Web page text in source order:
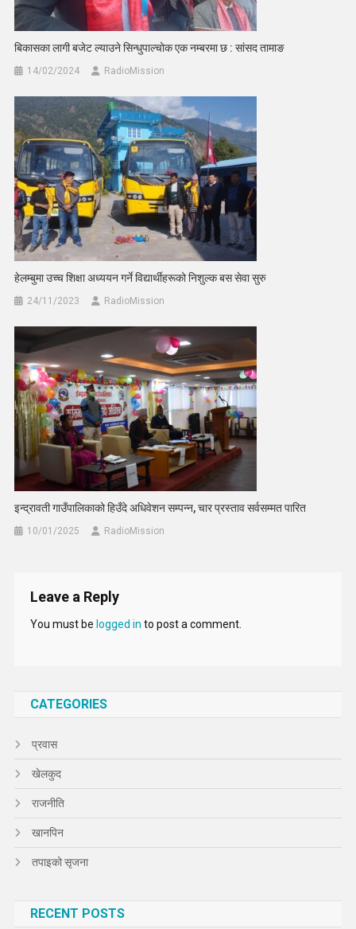
बिकासका लागी बजेट ल्याउने सिन्धुपाल्चोक एक नम्बरमा छ : सांसद तामाङ
14/02/2024 RadioMission
हेलम्बुमा उच्च शिक्षा अध्ययन गर्ने विद्यार्थीहरूको निशुल्क बस सेवा सुरु
24/11/2023 RadioMission
इन्द्रावती गाउँपालिकाको हिउँदे अधिवेशन सम्पन्न, चार प्रस्ताव सर्वसम्मत पारित
10/01/2025 RadioMission
Leave a Reply
You must be logged in to post a comment.
CATEGORIES
प्रवास
खेलकुद
राजनीति
खानपिन
तपाइको सृजना
RECENT POSTS